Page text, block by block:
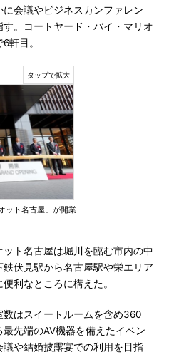
会議やビジネスカンファレン
。コートヤード・バイ・マリオ
軒目。
ット名古屋」が開業
ト名古屋は堀川を臨む市内の中
伏見駅から名古屋駅や栄エリア
利なところに構えた。
はスイートルームを含め360
先端のAV機器を備えたイベン
議や結婚披露宴での利用を目指